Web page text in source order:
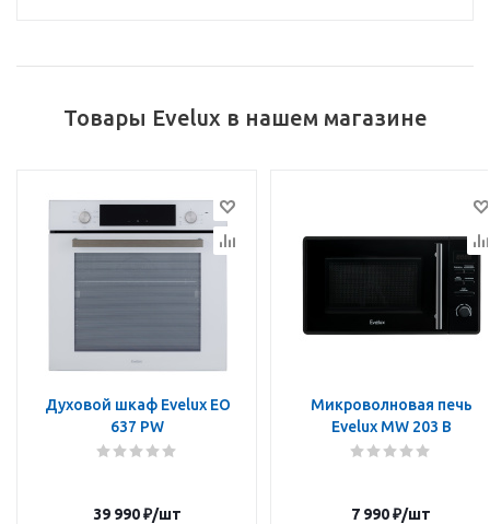
Товары Evelux в нашем магазине
Духовой шкаф Evelux EO
637 PW
39 990₽/шт
Микроволновая печь
Evelux MW 203 B
7 990₽/шт